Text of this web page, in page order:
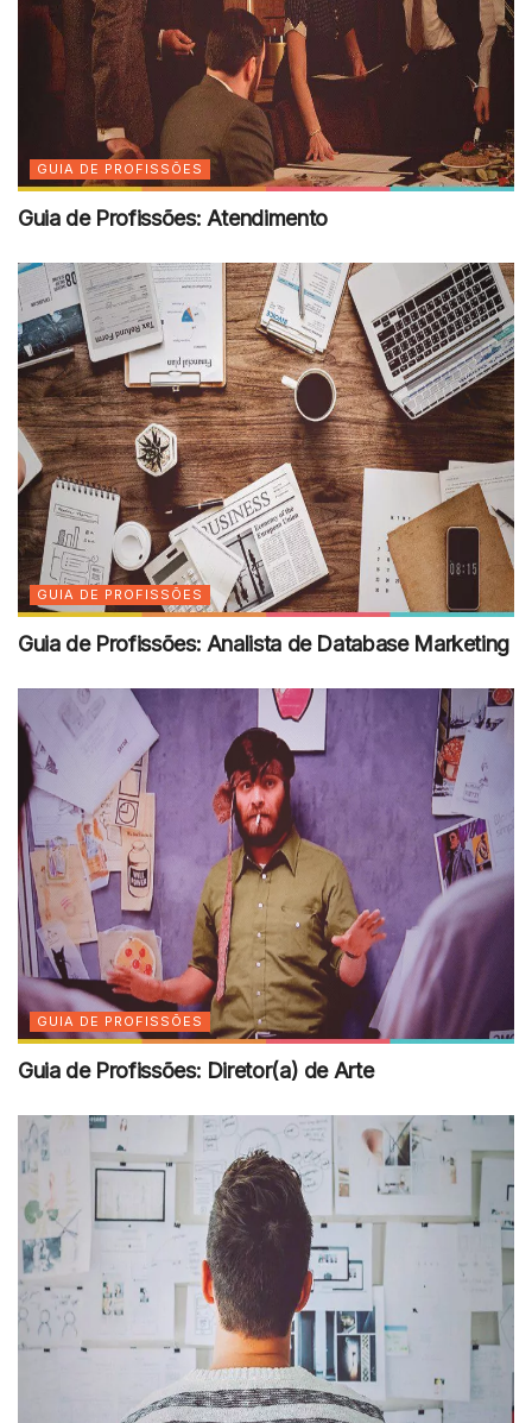
GUIA DE PROFISSÕES
Guia de Profissões: Atendimento
GUIA DE PROFISSÕES
Guia de Profissões: Analista de Database Marketing
GUIA DE PROFISSÕES
Guia de Profissões: Diretor(a) de Arte